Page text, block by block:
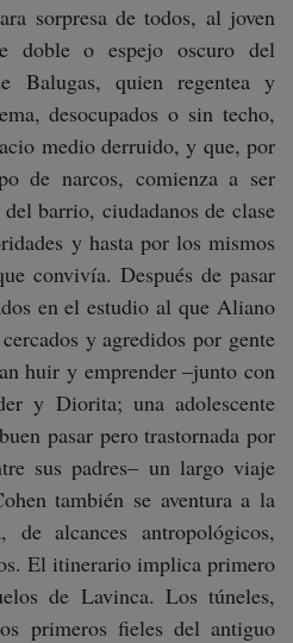
sorpresa de todos, al joven
doble o espejo oscuro del
Balugas, quien regentea y
desocupados o sin techo,
medio derruido, y que, por
de narcos, comienza a ser
barrio, ciudadanos de clase
y hasta por los mismos
convivía. Después de pasar
en el estudio al que Aliano
y agredidos por gente
huir y emprender –junto con
y Diorita; una adolescente
pasar pero trastornada por
sus padres– un largo viaje
también se aventura a la
de alcances antropológicos,
El itinerario implica primero
de Lavinca. Los túneles,
primeros fieles del antiguo